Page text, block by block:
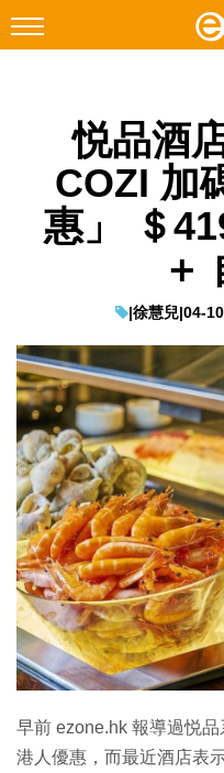
Facebook Instagram
科技焦點
網絡生活
EduTech
IT Times
生成式AI與雲端應用
Enterprise Digital
特集
悦品酒
COZI 加
惠」 ＄
＋
|徐慧兒|04-
早前 ezone.hk 報導過悦
港人優惠，而最近酒店表